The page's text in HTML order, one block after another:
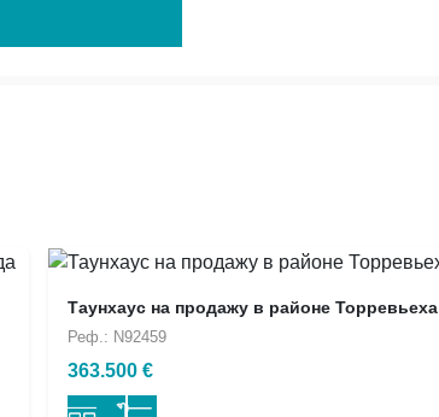
Таунхаус на продажу в районе Торревьеха
Реф.: N92459
363.500 €